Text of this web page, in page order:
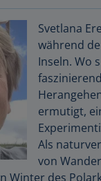
Svetlana
während
Inseln. Wo
ermutigt,
Als
von
Winter des